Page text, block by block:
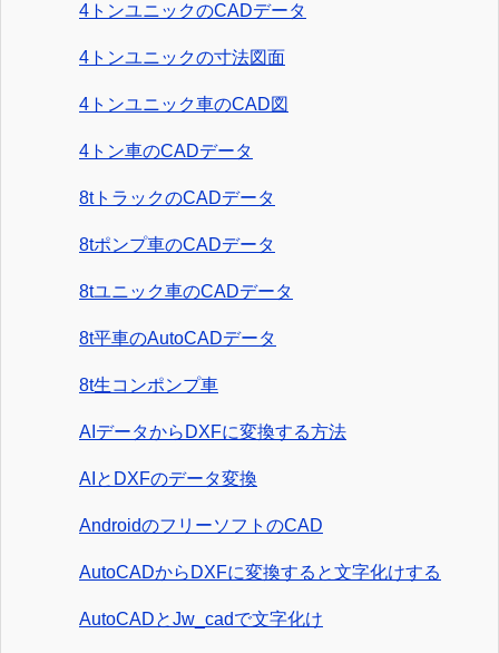
4トンユニックのCADデータ
4トンユニックの寸法図面
4トンユニック車のCAD図
4トン車のCADデータ
8tトラックのCADデータ
8tポンプ車のCADデータ
8tユニック車のCADデータ
8t平車のAutoCADデータ
8t生コンポンプ車
AIデータからDXFに変換する方法
AIとDXFのデータ変換
AndroidのフリーソフトのCAD
AutoCADからDXFに変換すると文字化けする
AutoCADとJw_cadで文字化け